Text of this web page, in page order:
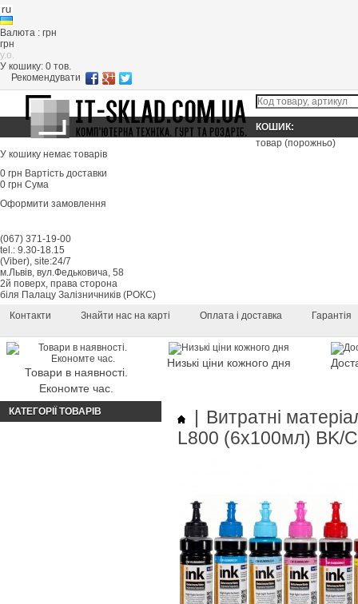
Валюта : грн
грн
y.o.
У кошику: 0 тов.
Рекомендувати
КОШИК:
товар (порожньо)
У кошику немає товарів
0 грн Вартість доставки
0 грн Сума
Оформити замовлення
(067) 371-19-00
tel.: 9.30-18.15
(Viber), site:24/7
м.Львів, вул.Федьковича, 58
2й поверх, права сторона
біля Палацу Залізничників (РОКС)
Контакти
Знайти нас на карті Оплата і доставка Гарантія
Товари в наявності.
Економте час.
Низькі ціни кожного дня
КАТЕГОРІЇ ТОВАРІВ
Витратні
L800 (6х100мл) BK/